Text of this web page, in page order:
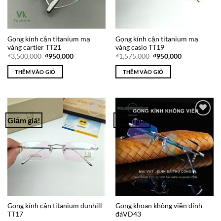
Gọng kính cận titanium mạ
vàng cartier TT21
₫3,500,000 Giá
là:
₫3,500,000.
₫950,000Giá
THÊM VÀO GIỎ
Gọng kính cận titanium mạ
vàng casio TT19
₫1,575,000 Giá
là:
₫1,575,000.
₫950,000Giá
THÊM VÀO GIỎ
Giảm giá!
Add to
Wishlist
Gọng kính cận titanium dunhill
TT17
Giảm giá!
Wishlist
Gọng khoan không viền đính
đáVD43